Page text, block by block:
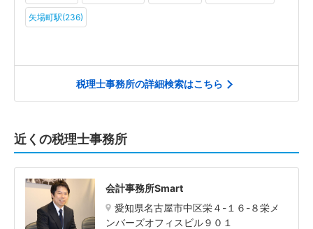
矢場町駅(236)
税理士事務所の詳細検索はこちら
近くの税理士事務所
会計事務所Smart
愛知県名古屋市中区栄４-１６-８栄メ
ンバーズオフィスビル９０１